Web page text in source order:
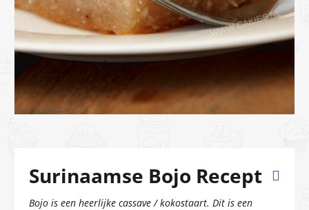
Surinaamse Bojo Recept
Bojo is een heerlijke cassave / kokostaart. Dit is een